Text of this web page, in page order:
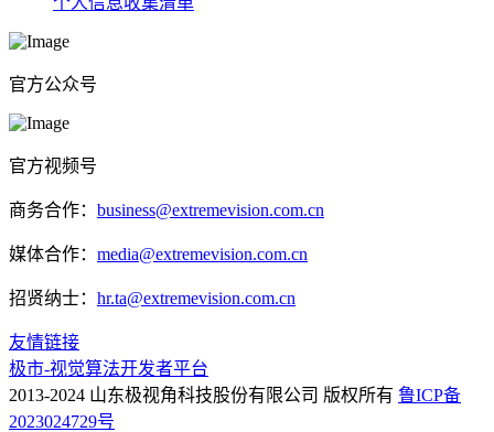
官方公众号
官方视频号
商务合作： business@extremevision.com.cn
媒体合作： media@extremevision.com.cn
招贤纳士： hr.ta@extremevision.com.cn
友情链接
极市-视觉算法开发者平台
2013-2024 山东极视角科技股份有限公司 版权所有 鲁ICP备
2023024729号